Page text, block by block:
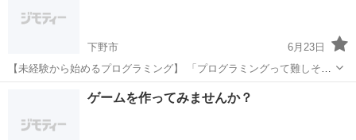
下野市
6月23日
【未経験から始めるプログラミング】 「プログラミングって難しそ
う...」そんなイメージを払拭します！ 当塾が選ばれる理由 初心者向け
プログラミング 未経験
ゲームを作ってみませんか？